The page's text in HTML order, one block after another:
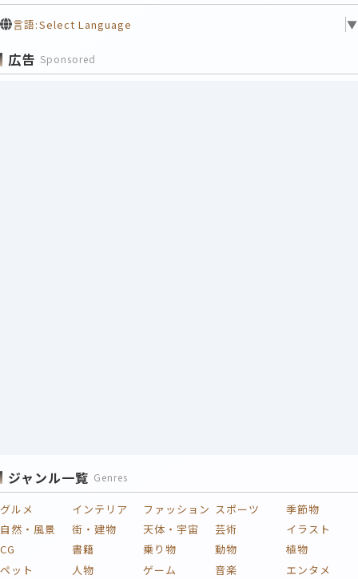
言語:Select Language ▼
広告 Sponsored
ジャンル一覧 Genres
グルメ インテリア ファッション スポーツ
季節物
自然・風景
街・建物 天体・宇宙 芸術
イラスト
CG
書籍 乗り物 動物
植物
ペット
人物 ゲーム 音楽
エンタメ